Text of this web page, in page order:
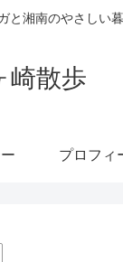
と湘南のやさしい
崎散歩
プロフィ